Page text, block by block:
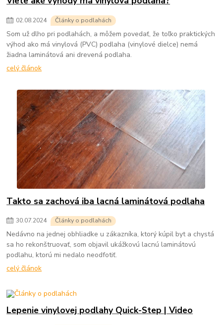
02.08.2024 Články o podlahách
Som už dlho pri podlahách, a môžem povedať, že toľko praktických
výhod ako má vinylová (PVC) podlaha (vinylové dielce) nemá
žiadna laminátová ani drevená podlaha.
celý článok
Takto sa zachová iba lacná laminátová podlaha
30.07.2024 Články o podlahách
Nedávno na jednej obhliadke u zákazníka, ktorý kúpil byt a chystá
sa ho rekonštruovať, som objavil ukážkovú lacnú laminátovú
podlahu, ktorú mi nedalo neodfotiť.
celý článok
Lepenie vinylovej podlahy Quick-Step | Video